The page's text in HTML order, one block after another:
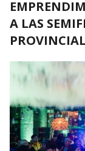
A LAS
PROVINCIAL